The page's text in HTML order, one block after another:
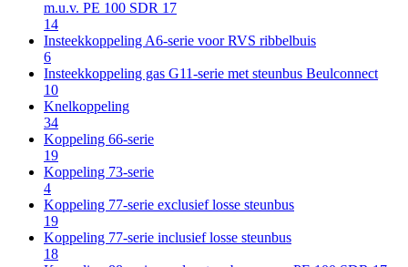
m.u.v. PE 100 SDR 17
14
Insteekkoppeling A6-serie voor RVS ribbelbuis
6
Insteekkoppeling gas G11-serie met steunbus Beulconnect
10
Knelkoppeling
34
Koppeling 66-serie
19
Koppeling 73-serie
4
Koppeling 77-serie exclusief losse steunbus
19
Koppeling 77-serie inclusief losse steunbus
18